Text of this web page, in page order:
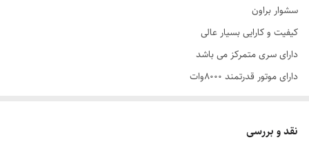
سشوار براون
کیفیت و کارایی بسیار عالی
دارای سری متمرکز می باشد
دارای موتور قدرتمند 8000وات
به همراه آویز مخصوص در انتهای کابل برق
نقد و بررسی